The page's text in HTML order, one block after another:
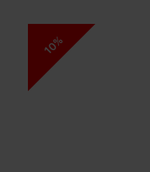
10%